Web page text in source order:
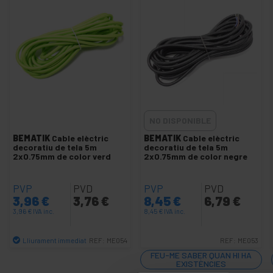
Endoll industrial IEC-60309 vermell
Funda termoretràctil
+
Fusibles i portafusibles elèctrics
Interruptor i regulador de llum
Protector descàrregues elèctriques
Punteres aïllades
Tub corrugat
Caixes elèctriques i protecció
+
BEMATIK Cable elèctric
decoratiu de tela 5m
2x0.75mm de color verd
PVP
3,96€
3,96 € IVA inc.
PVD
3,76 €
Lliurament immediat REF: ME054
BEMATIK Cable elèctric
decoratiu de tela 5m
2x0.75mm de color negre
PVP
8,45€
8,45 € IVA inc.
PVD
6,79 €
REF: ME053
FEU-ME SABER QUAN HI HA
EXISTÈNCIES